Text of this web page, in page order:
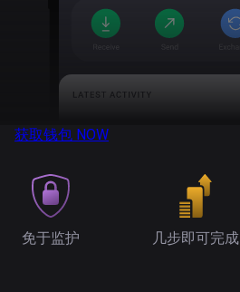
获取钱包 NOW
免于监护 几步即可完成